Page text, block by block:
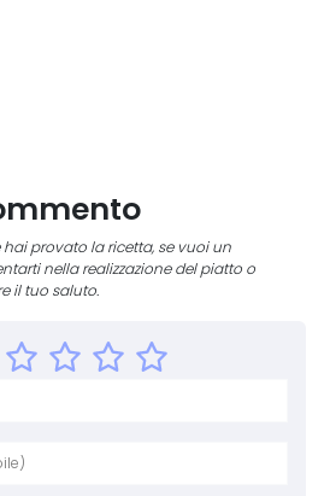
provato la ricetta, se vuoi un
nella realizzazione del piatto o
il tuo saluto.